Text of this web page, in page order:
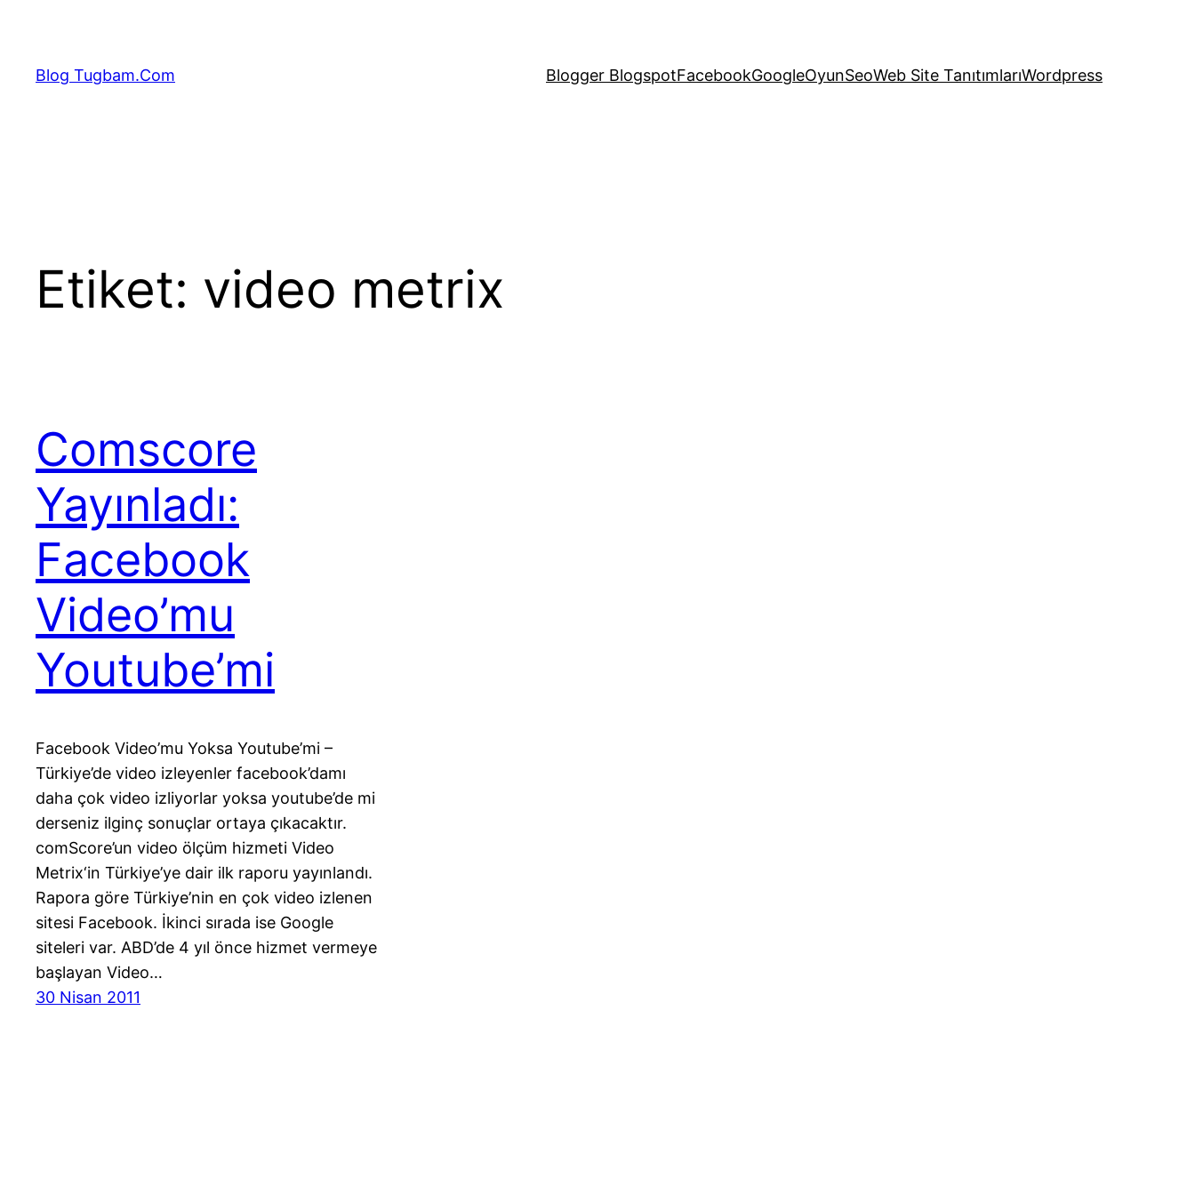
Blog Tugbam.Com
Blogger BlogspotFacebookGoogleOyunSeoWeb Site TanıtımlarıWordpress
Etiket: video metrix
Comscore
Yayınladı:
Facebook
Video’mu
Youtube’mi
Facebook Video’mu Yoksa Youtube’mi –
Türkiye’de video izleyenler facebook’damı
daha çok video izliyorlar yoksa youtube’de mi
derseniz ilginç sonuçlar ortaya çıkacaktır.
comScore’un video ölçüm hizmeti Video
Metrix‘in Türkiye’ye dair ilk raporu yayınlandı.
Rapora göre Türkiye’nin en çok video izlenen
sitesi Facebook. İkinci sırada ise Google
siteleri var. ABD’de 4 yıl önce hizmet vermeye
başlayan Video…
30 Nisan 2011